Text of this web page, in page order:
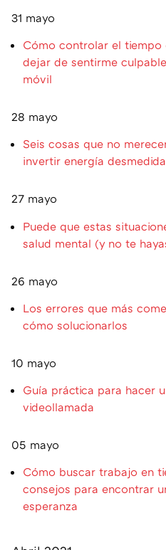
31 mayo
Cómo controlar el tiempo
dejar de sentirme
móvil
28 mayo
Seis cosas que no
invertir energía
27 mayo
Puede que estas
salud mental (y no te
26 mayo
Los errores que más
cómo solucionarlos
10 mayo
Guía práctica para hacer
videollamada
05 mayo
Cómo buscar trabajo en
consejos para encontrar
esperanza